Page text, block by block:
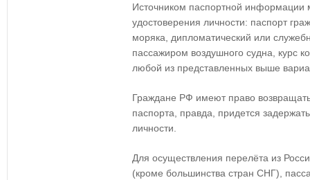
Источником паспортной информации
удостоверения личности: паспорт
моряка, дипломатический или
пассажиром воздушного судна, курс
любой из представленных выше
Граждане РФ имеют право
паспорта, правда, придется
личности.
Для осуществления перелёта из
(кроме большинства стран СНГ),